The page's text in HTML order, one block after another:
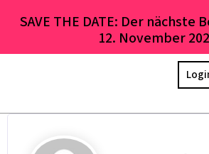
SAVE THE DATE: Der nächste
12. November